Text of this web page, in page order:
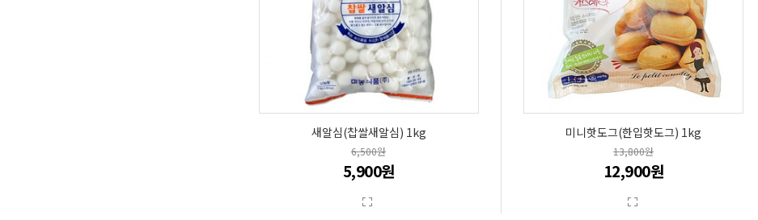
새알심(찹쌀새알심) 1kg
6,500원
5,900원
미니핫도그(한입핫도그) 1kg
13,800원
12,900원